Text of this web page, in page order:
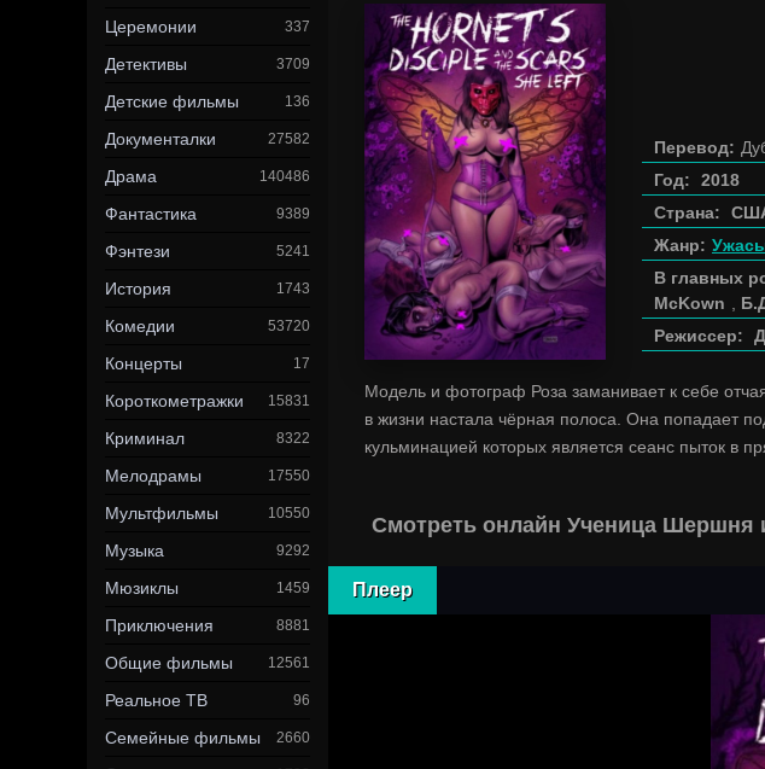
Церемонии 337
Детективы 3709
Детские фильмы 136
Документалки 27582
Драма 140486
Фантастика 9389
Фэнтези 5241
История 1743
Комедии 53720
Концерты 17
Короткометражки 15831
Криминал 8322
Мелодрамы 17550
Мультфильмы 10550
Музыка 9292
Мюзиклы 1459
Приключения 8881
Общие фильмы 12561
Реальное ТВ 96
Семейные фильмы 2660
Перевод:
Год:
2018
Страна:
Жанр:
В главных
McKown
Режиссер:
Модель и фотограф Роза заманивает к себе
в жизни настала чёрная полоса. Она попадает
кульминацией которых является сеанс пыток в
Смотреть онлайн Ученица Шершня
Плеер